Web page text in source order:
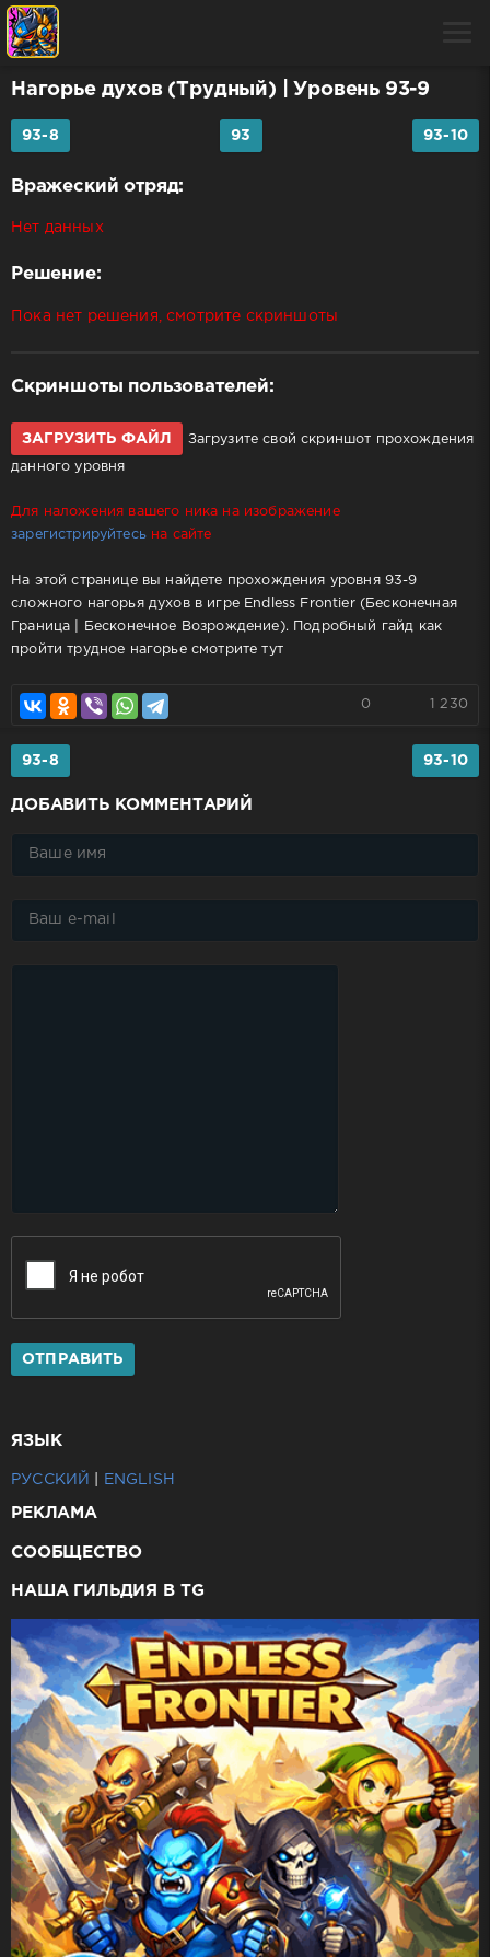
Нагорье духов (Трудный) | Уровень 93-9
93-8 93 93-10
Вражеский отряд:
Нет данных
Решение:
Пока нет решения, смотрите скриншоты
Скриншоты пользователей:
ЗАГРУЗИТЬ ФАЙЛ Загрузите свой скриншот прохождения
данного уровня
Для наложения вашего ника на изображение
зарегистрируйтесьна сайте
На этой странице вы найдете прохождения уровня 93-9
сложного нагорья духов в игре Endless Frontier (Бесконечная
Граница | Бесконечное Возрождение). Подробный гайд как
пройти трудное нагорье смотрите тут
0 1 230
93-8 93-10
ДОБАВИТЬ КОММЕНТАРИЙ
ОТПРАВИТЬ
ЯЗЫК
РУССКИЙ ENGLISH
РЕКЛАМА
СООБЩЕСТВО
НАША ГИЛЬДИЯ В TG